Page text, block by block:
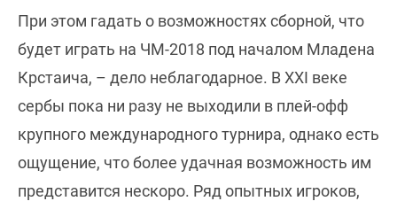
При этом гадать о возможностях сборной, что
будет играть на ЧМ-2018 под началом Младена
Крстаича, – дело неблагодарное. В XXI веке
сербы пока ни разу не выходили в плей-офф
крупного международного турнира, однако есть
ощущение, что более удачная возможность им
представится нескоро. Ряд опытных игроков,